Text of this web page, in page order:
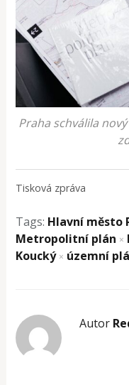
Praha schválila
Tisková zpráva
Tags: Hlavní město
Metropolitní plán ×
Koucký × územní
Autor